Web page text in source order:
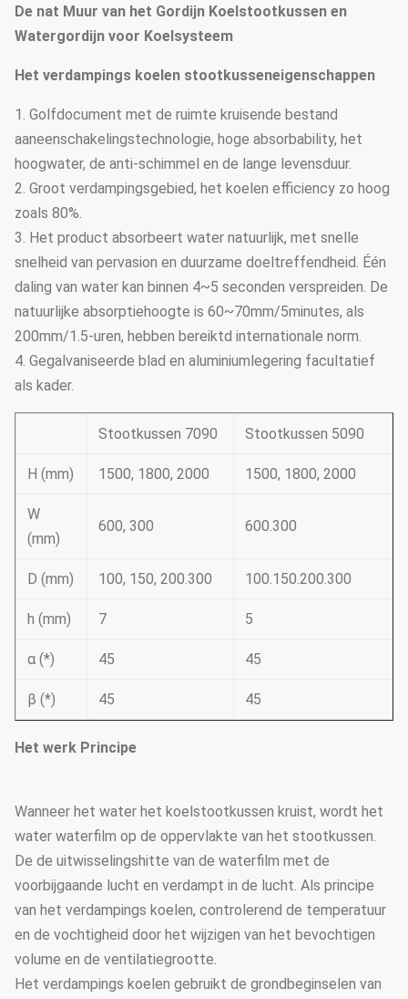
De nat Muur van het Gordijn Koelstootkussen en
Watergordijn voor Koelsysteem
Het verdampings koelen stootkusseneigenschappen
1. Golfdocument met de ruimte kruisende bestand
aaneenschakelingstechnologie, hoge absorbability, het
hoogwater, de anti-schimmel en de lange levensduur.
2. Groot verdampingsgebied, het koelen efficiency zo hoog
zoals 80%.
3. Het product absorbeert water natuurlijk, met snelle
snelheid van pervasion en duurzame doeltreffendheid. Één
daling van water kan binnen 4~5 seconden verspreiden. De
natuurlijke absorptiehoogte is 60~70mm/5minutes, als
200mm/1.5-uren, hebben bereiktd internationale norm.
4. Gegalvaniseerde blad en aluminiumlegering facultatief
als kader.
Stootkussen 7090 Stootkussen 5090
H (mm) 1500, 1800, 2000 1500, 1800, 2000
W
(mm)
600, 300 600.300
D (mm) 100, 150, 200.300 100.150.200.300
h (mm) 7 5
α (*) 45 45
β (*) 45 45
Het werk Principe
Wanneer het water het koelstootkussen kruist, wordt het
water waterfilm op de oppervlakte van het stootkussen.
De de uitwisselingshitte van de waterfilm met de
voorbijgaande lucht en verdampt in de lucht. Als principe
van het verdampings koelen, controlerend de temperatuur
en de vochtigheid door het wijzigen van het bevochtigen
volume en de ventilatiegrootte.
Het verdampings koelen gebruikt de grondbeginselen van